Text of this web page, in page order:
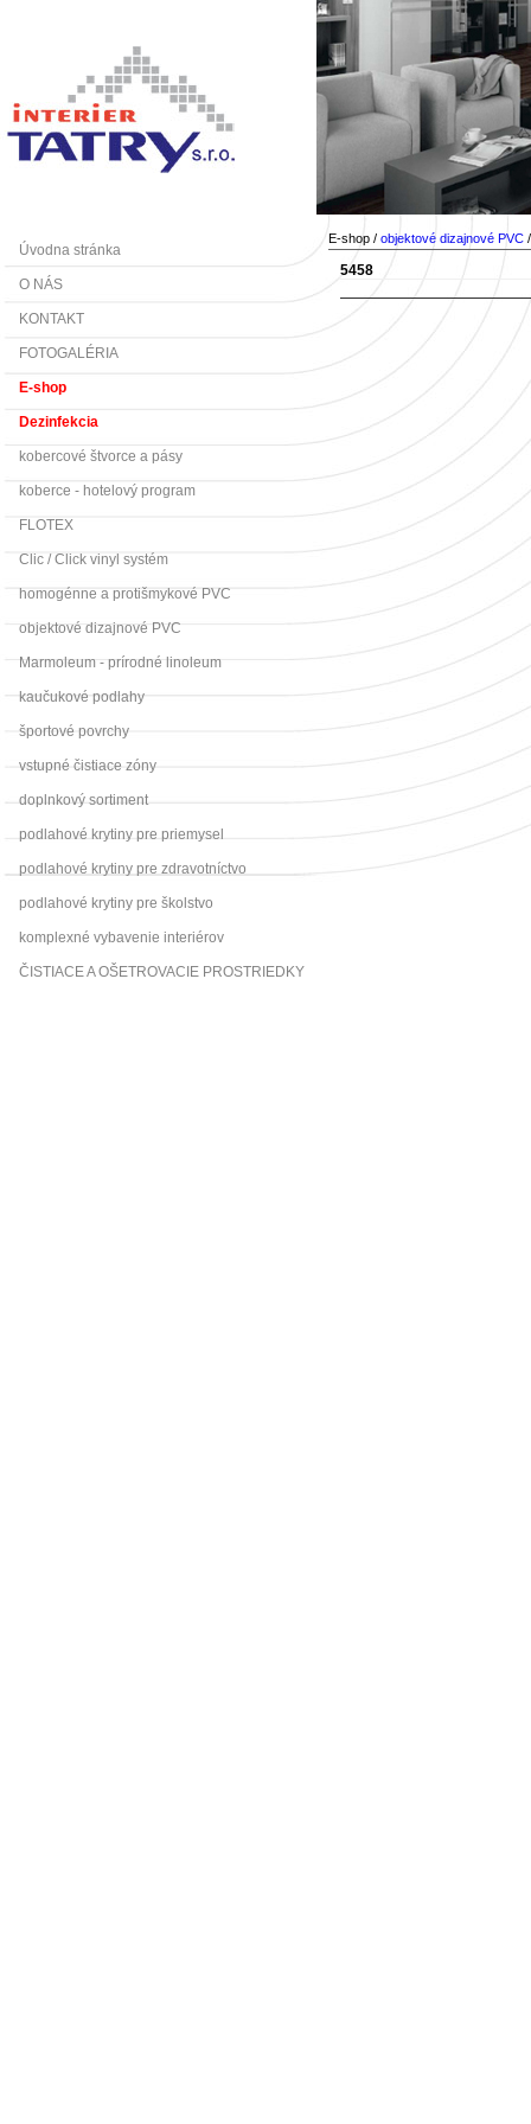
Úvodna stránka
O NÁS
KONTAKT
FOTOGALÉRIA
E-shop
Dezinfekcia
kobercové štvorce a pásy
koberce - hotelový program
FLOTEX
Clic / Click vinyl systém
homogénne a protišmykové PVC
objektové dizajnové PVC
Marmoleum - prírodné linoleum
kaučukové podlahy
športové povrchy
vstupné čistiace zóny
doplnkový sortiment
podlahové krytiny pre priemysel
podlahové krytiny pre zdravotníctvo
podlahové krytiny pre školstvo
komplexné vybavenie interiérov
ČISTIACE A OŠETROVACIE PROSTRIEDKY
E-shop / objektové dizajnové PVC
5458